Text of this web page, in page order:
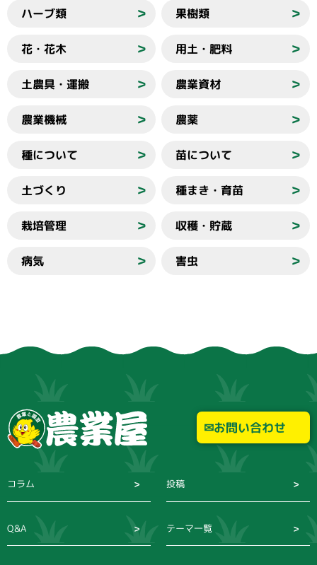
ハーブ類 ＞ 果樹類 ＞
花・花木 ＞ 用土・肥料 ＞
土農具・運搬 ＞ 農業資材 ＞
農業機械 ＞ 農薬 ＞
種について ＞ 苗について ＞
土づくり ＞ 種まき・育苗 ＞
栽培管理 ＞ 収穫・貯蔵 ＞
病気 ＞ 害虫 ＞
お問い合わせ
コラム 投稿
Q&A テーマ一覧